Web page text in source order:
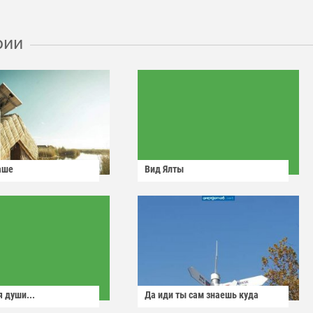
Вид Ялты
души... Да иди ты сам знаешь куда